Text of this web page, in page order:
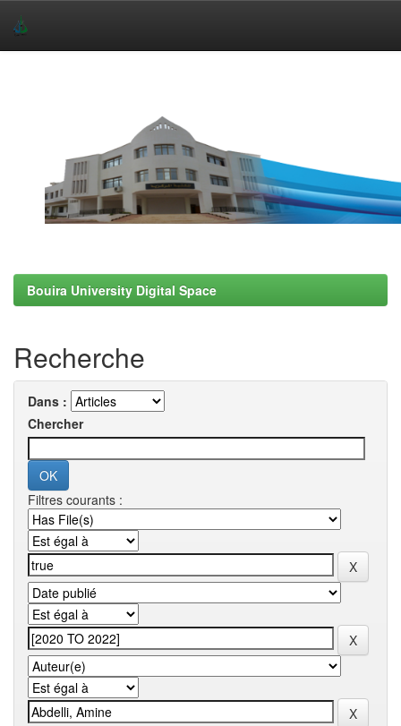
Bouira University Digital Space
Recherche
Dans :
Chercher
Filtres courants :